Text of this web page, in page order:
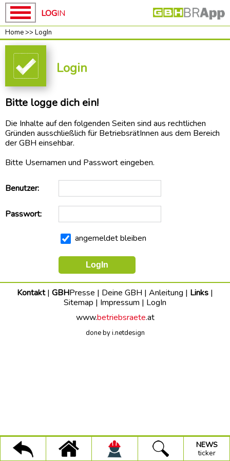
Home
GBH
News
unsere
Kampagnen
ROT-
WEISS-
ROT
UMWELT+BAUEN
Trinkwasseraktion
Alle
Home
LOGIN
Home>> LogIn
Login
Bitte logge dich ein!
Die Inhalte auf den folgenden Seiten sind aus rechtlichen
Gründen ausschließlich für BetriebsrätInnen aus dem Bereich
der GBH einsehbar.
Bitte Usernamen und Passwort eingeben.
Benutzer:
Passwort:
angemeldet bleiben
Kontakt| GBHPresse | Deine GBH | Anleitung | Links |
Sitemap | Impressum | LogIn
www.betriebsraete.at
done by i.netdesign
NEWS
ticker
× GBHInfos
× Suche
Kategorien:
× NEWSticker